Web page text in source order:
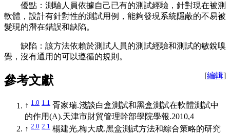
優點：測驗人員依據自己已有的測試經驗，針對現在被測
軟體，設計有針對性的測試用例，能夠發現系統隱蔽的不易被
髮現的潛在錯誤和缺陷。
缺陷：該方法依賴於測試人員的測試經驗和測試的敏銳嗅
覺，沒有通用的可以遵循的規則。
[編輯]
參考文獻
↑ 1.0 1.1 胥家瑞.淺談白盒測試和黑盒測試在軟體測試中
的作用(A).天津市財貿管理幹部學院學報.2010,4
↑ 2.0 2.1 楊建光,梅大成.黑盒測試方法和綜合策略的研究